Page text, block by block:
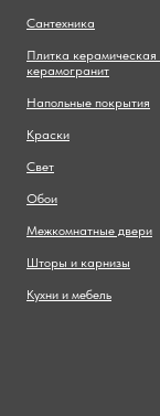
Сантехника
Плитка керамическая
керамогранит
Напольные покрытия
Краски
Свет
Обои
Межкомнатные двери
Шторы и карнизы
Кухни и мебель